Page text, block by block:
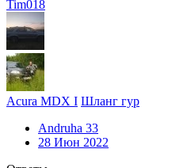
Tim018
Acura MDX I Шланг гур
Andruha 33
28 Июн 2022